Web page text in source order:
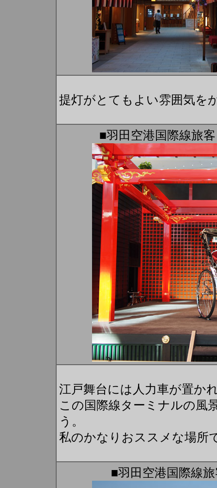
提灯がとてもよい雰囲気を
■羽田空港国際線旅
江戸舞台には人力車が置か
この国際線ターミナルの風
う。
私のかなりおススメな場所
■羽田空港国際線